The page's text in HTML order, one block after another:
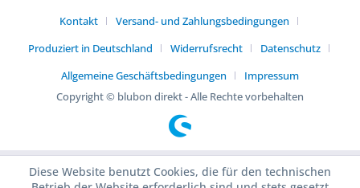
Kontakt
Versand- und Zahlungsbedingungen
Produziert in Deutschland
Widerrufsrecht
Datenschutz
Allgemeine Geschäftsbedingungen
Impressum
Copyright © blubon direkt - Alle Rechte vorbehalten
Diese Website benutzt Cookies, die für den technischen